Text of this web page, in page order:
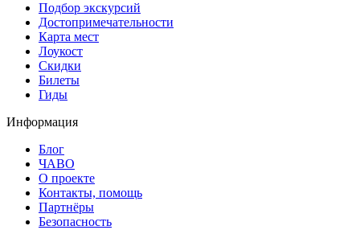
Подбор экскурсий
Достопримечательности
Карта мест
Лоукост
Скидки
Билеты
Гиды
Информация
Блог
ЧАВО
О проекте
Контакты, помощь
Партнёры
Безопасность